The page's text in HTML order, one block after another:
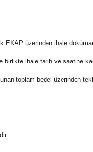
üzerinden ihale
ihale tarih ve saatine
toplam bedel üzerinden